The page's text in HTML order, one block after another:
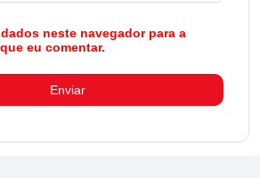
neste navegador para a
eu comentar.